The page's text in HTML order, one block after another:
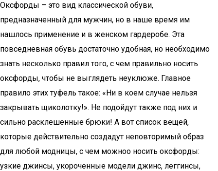
Оксфорды – это вид классической обуви,
предназначенный для мужчин, но в наше время им
нашлось применение и в женском гардеробе. Эта
повседневная обувь достаточно удобная, но необходимо
знать несколько правил того, с чем правильно носить
оксфорды, чтобы не выглядеть неуклюже. Главное
правило этих туфель такое: «Ни в коем случае нельзя
закрывать щиколотку!». Не подойдут также под них и
сильно расклешенные брюки! А вот список вещей,
которые действительно создадут неповторимый образ
для любой модницы, с чем можноо носить оксфорды:
узкие джинсы, укороченные модели джинс, леггинсы,